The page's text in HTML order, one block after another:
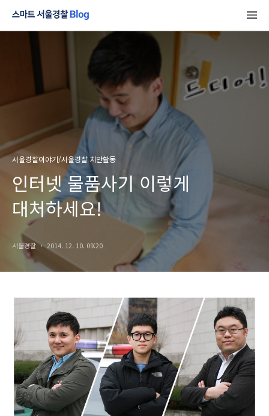
서울경찰이야기/서울경찰 치안활동
인터넷 물품사기 이렇게
대처하세요!
서울경찰 2014. 12. 10. 09:20